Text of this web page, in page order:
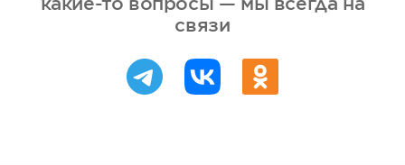
какие-то вопросы — мы всегда на
связи